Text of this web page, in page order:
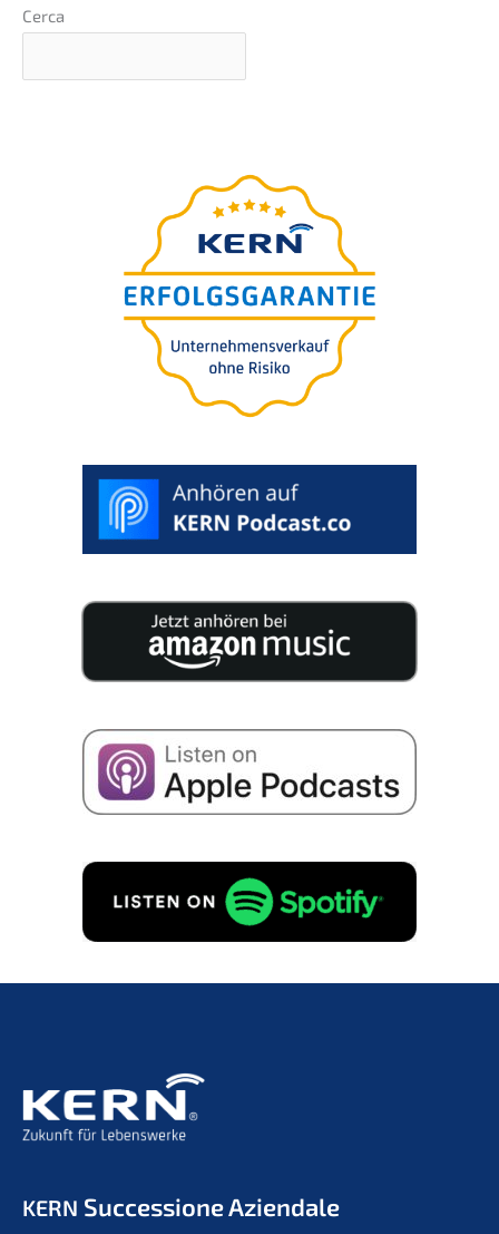
Cerca
guida defini­ti­va
succes­sio­ne della vostra
azienda
concen­tra­ta per la succes­sio­ne della vostra
azienda.
riceve­re e-mail relati­ve a succes­sio­ni aziend­a­li
secon­doInfor­ma­ti­va sulla priva­cya.
KERN Succes­sio­ne Aziendale